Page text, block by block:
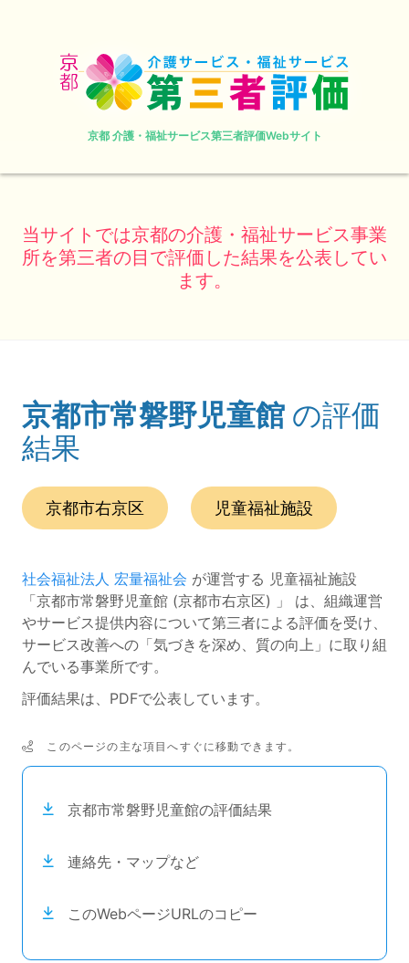
京都 介護・福祉サービス第三者評価Webサイト
当サイトでは京都の介護・福祉サービス事業
所を第三者の目で評価した結果を公表してい
ます。
(ページのタイトル)
京都市常磐野児童館 の評価
結果
この事業所の所在エリアは、
京都市右京区
です。
種別は
児童福祉施設
社会福祉法人 宏量福祉会 が運営する 児童福祉施設
「京都市常磐野児童館 (京都市右京区) 」 は、組織運営
やサービス提供内容について第三者による評価を受け、
サービス改善への「気づきを深め、質の向上」に取り組
んでいる事業所です。
評価結果は、PDFで公表しています。
次のコンテンツは目次ナビゲーションリンクです。
このページの主な項目へすぐに移動できます。
京都市常磐野児童館の評価結果
連絡先・マップなど
このWebページURLのコピー